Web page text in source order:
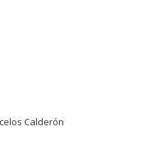
Calderón